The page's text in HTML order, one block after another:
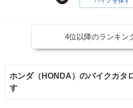
4位以降のランキン
ホンダ（HONDA）のバイクカタ
す